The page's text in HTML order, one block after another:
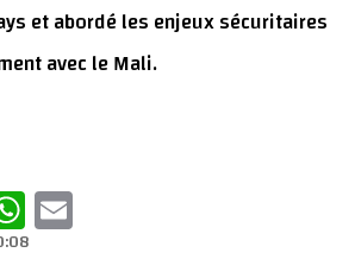
et abordé les enjeux sécuritaires
avec le Mali.
WhatsApp